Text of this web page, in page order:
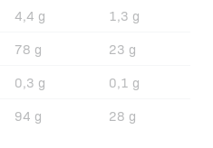
4,4 g
1,3 g
78 g
23 g
0,3 g
0,1 g
94 g 28 g